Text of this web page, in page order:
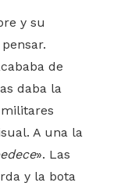
y su
de
daba la
A una la
». Las
y la bota